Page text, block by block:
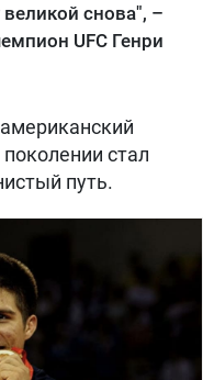
снова", –
UFC Генри
стал
путь.